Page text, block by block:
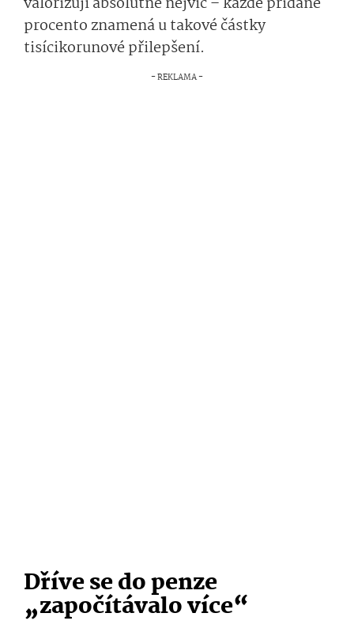
procento znamená u takové částky
tisícikorunové přilepšení.
Dříve se do penze
„započítávalo více“